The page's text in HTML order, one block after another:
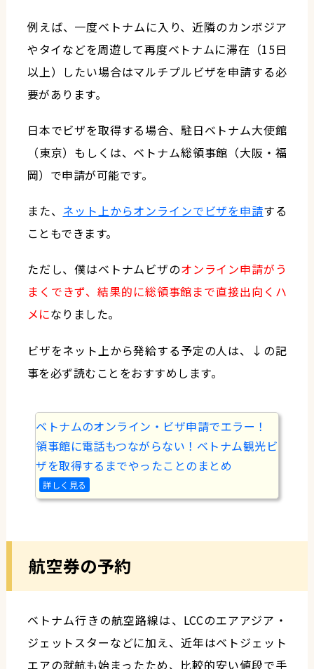
例えば、一度ベトナムに入り、近隣のカンボジア
やタイなどを周遊して再度ベトナムに滞在（15日
以上）したい場合はマルチプルビザを申請する必
要があります。
日本でビザを取得する場合、駐日ベトナム大使館
（東京）もしくは、ベトナム総領事館（大阪・福
岡）で申請が可能です。
また、 ネット上からオンラインでビザを申請する
こともできます。
ただし、僕はベトナムビザのオンライン申請がう
まくできず、結果的に総領事館まで直接出向くハ
メになりました。
ビザをネット上から発給する予定の人は、↓の記
事を必ず読むことをおすすめします。
ベトナムのオンライン・ビザ申請でエラー！
領事館に電話もつながらない！ベトナム観光ビ
ザを取得するまでやったことのまとめ
航空券の予約
ベトナム行きの航空路線は、LCCのエアアジア・
ジェットスターなどに加え、近年はベトジェット
エアの就航も始まったため、比較的安い値段で手